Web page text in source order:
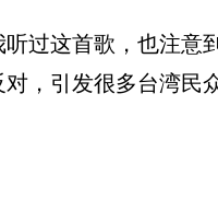
这首歌，也注意
，引发很多台湾